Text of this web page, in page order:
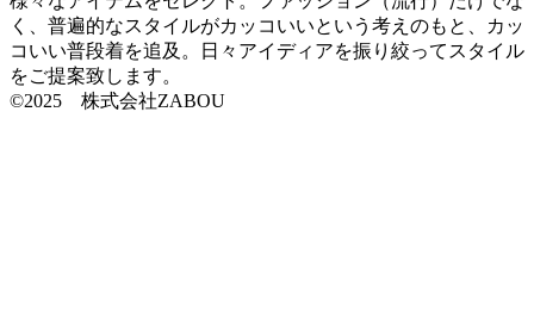
く、普遍的なスタイルがカッコいいという考えのもと、カッ
コいい普段着を追及。日々アイディアを振り絞ってスタイル
をご提案致します。
©2025 株式会社ZABOU